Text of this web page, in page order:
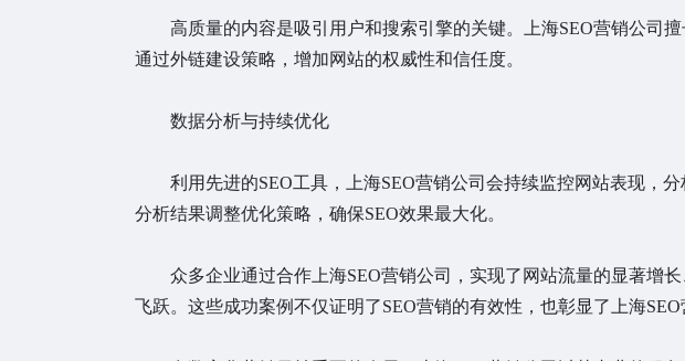
高质量的内容是吸引用户和搜索引擎的关键。上海SEO营销公司擅
通过外链建设策略，增加网站的权威性和信任度。
数据分析与持续优化
利用先进的SEO工具，上海SEO营销公司会持续监控网站表现，分
分析结果调整优化策略，确保SEO效果最大化。
众多企业通过合作上海SEO营销公司，实现了网站流量的显著增长
飞跃。这些成功案例不仅证明了SEO营销的有效性，也彰显了上海SEO